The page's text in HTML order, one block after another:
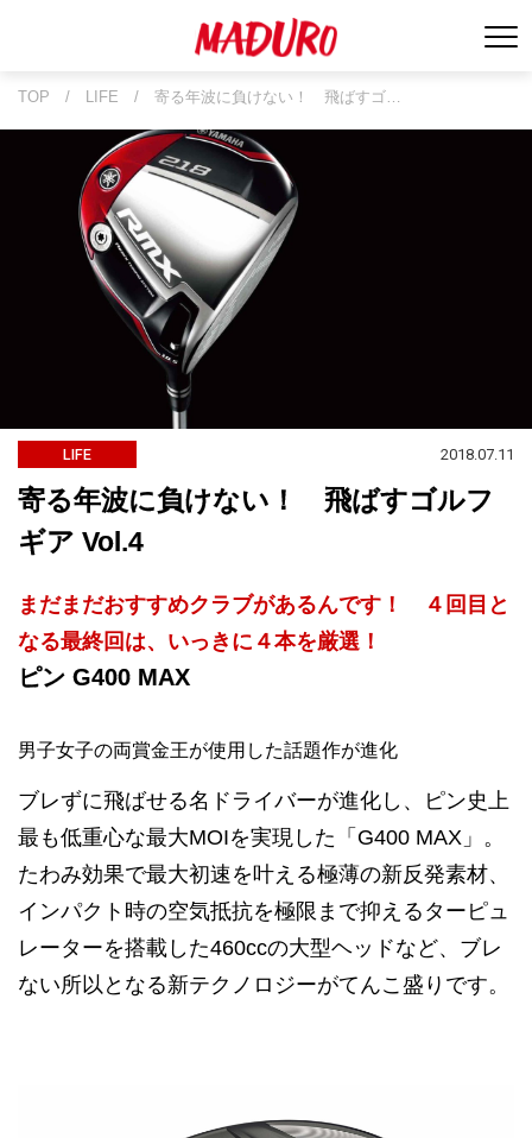
TOP / LIFE / 寄る年波に負けない！ 飛ばすゴ…
LIFE 2018.07.11
寄る年波に負けない！ 飛ばすゴルフ
ギア Vol.4
まだまだおすすめクラブがあるんです！ ４回目と
なる最終回は、いっきに４本を厳選！
ピン G400 MAX
男子女子の両賞金王が使用した話題作が進化
ブレずに飛ばせる名ドライバーが進化し、ピン史上
最も低重心な最大MOIを実現した「G400 MAX」。
たわみ効果で最大初速を叶える極薄の新反発素材、
インパクト時の空気抵抗を極限まで抑えるターピュ
レーターを搭載した460ccの大型ヘッドなど、ブレ
ない所以となる新テクノロジーがてんこ盛りです。